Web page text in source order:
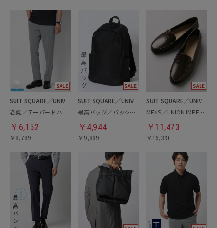
SUIT SQUARE／UNIVERSAL LANGUAGE
春夏／テーパードパンツ
￥ 6,152
￥8,789
SUIT SQUARE／UNIVERSAL LANGUAGE
最高バッグ／バックパック
￥ 4,944
￥9,889
SUIT SQUARE／UNIVERSAL LANGUAGE
MENS／UNION IMPERIAL監修／コインローファー
￥ 11,473
￥16,390